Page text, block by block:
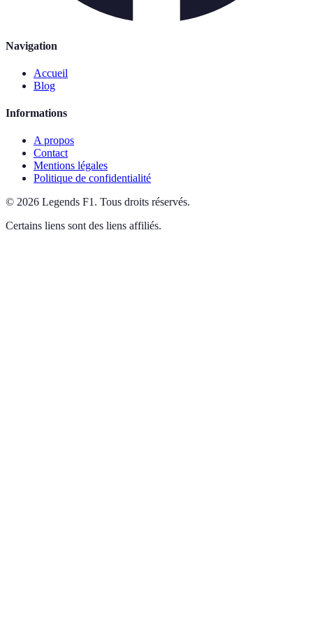
Navigation
Accueil
Blog
Informations
A propos
Contact
Mentions légales
Politique de confidentialité
© 2026 Legends F1. Tous droits réservés.
Certains liens sont des liens affiliés.